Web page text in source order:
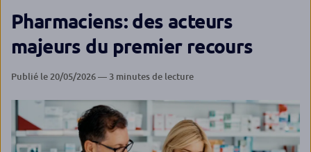
Pharmaciens: des acteurs
majeurs du premier recours
Publié le 20/05/2026 — 3 minutes de lecture